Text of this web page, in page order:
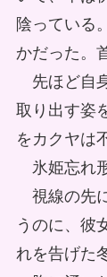
陰っている
かだった。
先ほど自
取り出す姿
をカクヤは
氷姫忘れ
視線の先
うのに、彼
れを告げた